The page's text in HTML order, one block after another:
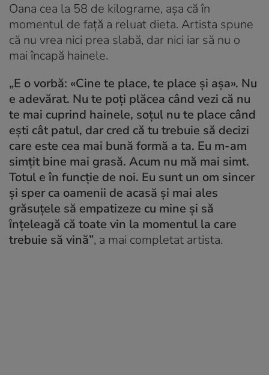
Oana cea la 58 de kilograme, așa că în
momentul de față a reluat dieta. Artista spune
că nu vrea nici prea slabă, dar nici iar să nu o
mai încapă hainele.
„E o vorbă: «Cine te place, te place și așa». Nu
e adevărat. Nu te poți plăcea când vezi că nu
te mai cuprind hainele, soțul nu te place când
ești cât patul, dar cred că tu trebuie să decizi
care este cea mai bună formă a ta. Eu m-am
simțit bine mai grasă. Acum nu mă mai simt.
Totul e în funcție de noi. Eu sunt un om sincer
și sper ca oamenii de acasă și mai ales
grăsuțele să empatizeze cu mine și să
înțeleagă că toate vin la momentul la care
trebuie să vină”, a mai completat artista.